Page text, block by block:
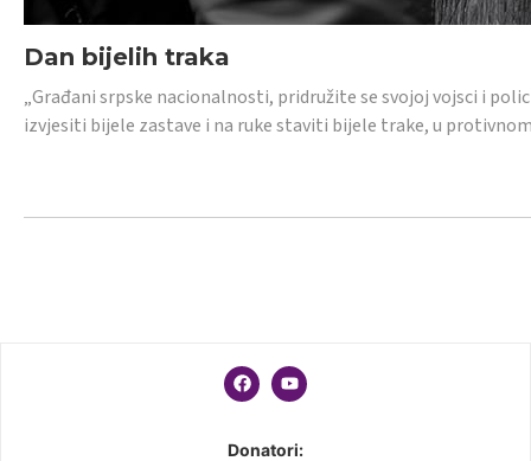
Dan bijelih traka
„Građani srpske nacionalnosti, pridružite se svojoj vojsci i
izvjesiti bijele zastave i na ruke staviti bijele trake, u
Donatori: